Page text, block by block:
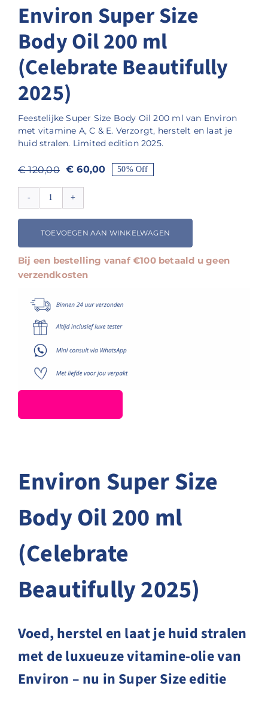
Environ Super Size
Body Oil 200 ml
(Celebrate Beautifully
2025)
Feestelijke Super Size Body Oil 200 ml van Environ
met vitamine A, C & E. Verzorgt, herstelt en laat je
huid stralen. Limited edition 2025.
€120,00
Oorspronkelijke
was:
€ 120,00.
€ 60,00
Huidige
is:
€ 60,00.
50% Off
Size
200
ml
Beautifully
aantal
TOEVOEGEN AAN WINKELWAGEN
Bij een bestelling vanaf €100 betaald u geen
verzendkosten
Environ Super Size
Body Oil 200 ml
(Celebrate
Beautifully 2025)
Voed, herstel en laat je huid stralen
met de luxueuze vitamine-olie van
Environ – nu in Super Size editie